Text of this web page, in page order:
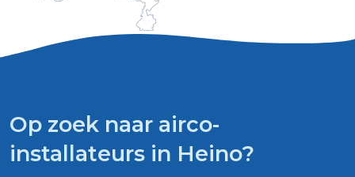
Op zoek naar airco-
installateurs in Heino?